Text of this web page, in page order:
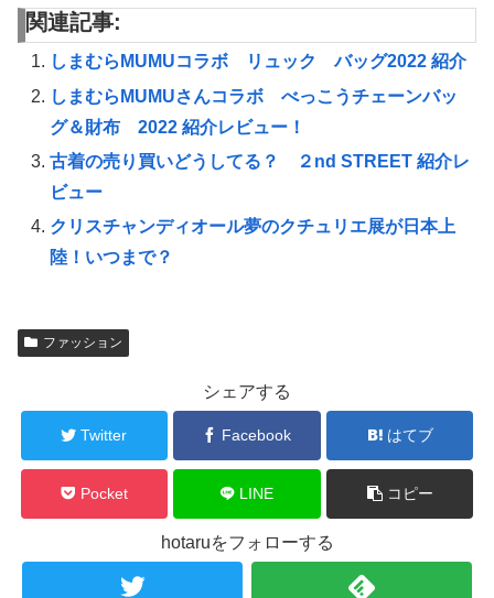
関連記事:
しまむらMUMUコラボ リュック バッグ2022 紹介
しまむらMUMUさんコラボ べっこうチェーンバッ
グ＆財布 2022 紹介レビュー！
古着の売り買いどうしてる？ ２nd STREET 紹介レ
ビュー
クリスチャンディオール夢のクチュリエ展が日本上
陸！いつまで？
ファッション
シェアする
Twitter Facebook はてブ
Pocket LINE コピー
hotaruをフォローする